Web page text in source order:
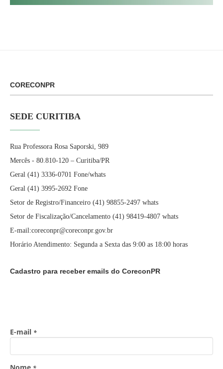
CORECONPR
SEDE CURITIBA
Rua Professora Rosa Saporski, 989
Mercês - 80.810-120 – Curitiba/PR
Geral (41) 3336-0701 Fone/whats
Geral (41) 3995-2692 Fone
Setor de Registro/Financeiro (41) 98855-2497 whats
Setor de Fiscalização/Cancelamento (41) 98419-4807 whats
E-mail:coreconpr@coreconpr.gov.br
Horário Atendimento: Segunda a Sexta das 9:00 as 18:00 horas
Cadastro para receber emails do CoreconPR